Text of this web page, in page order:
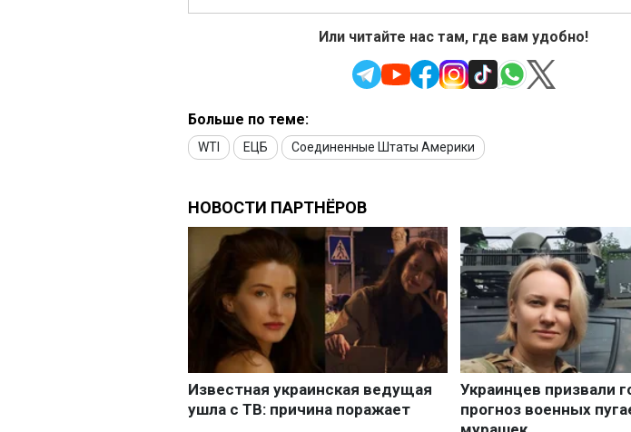
Или читайте нас там, где вам удобно!
Больше по теме:
WTI ЕЦБ Соединенные Штаты Америки